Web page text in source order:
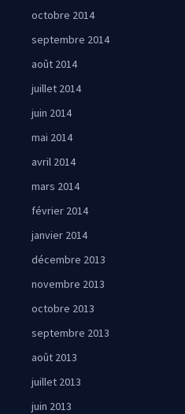
octobre 2014
septembre 2014
août 2014
juillet 2014
juin 2014
mai 2014
avril 2014
mars 2014
février 2014
janvier 2014
décembre 2013
novembre 2013
octobre 2013
septembre 2013
août 2013
juillet 2013
juin 2013